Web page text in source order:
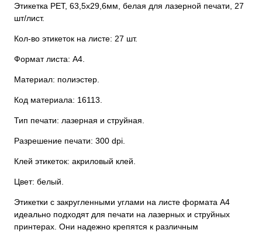
Этикетка PET, 63,5х29,6мм, белая для лазерной печати, 27
шт/лист.
Кол-во этикеток на листе: 27 шт.
Формат листа: А4.
Материал: полиэстер.
Код материала: 16113.
Тип печати: лазерная и струйная.
Разрешение печати: 300 dpi.
Клей этикеток: акриловый клей.
Цвет: белый.
Этикетки с закругленными углами на листе формата А4
идеально подходят для печати на лазерных и струйных
принтерах. Они надежно крепятся к различным